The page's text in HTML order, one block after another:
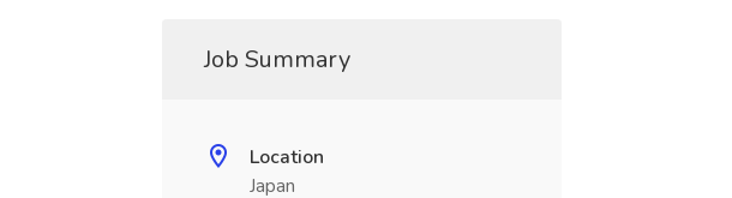
Job Summary
Location
Japan